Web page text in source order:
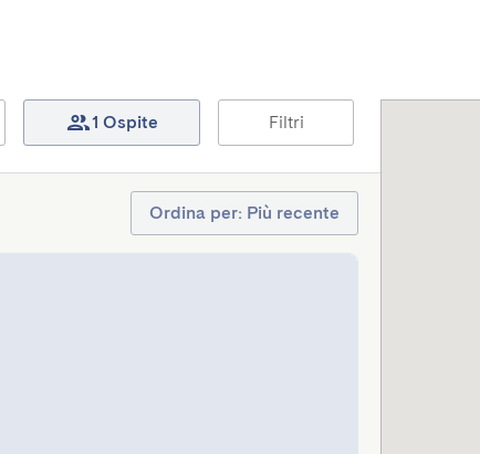
1 Ospite Filtri
Ordina per: Più recente